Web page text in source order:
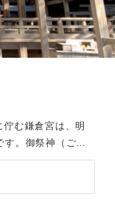
む鎌倉宮は、明
。御祭神（ごさ
として鎌倉 幕府倒
明治2年に明治天
の鳥居が印象的な